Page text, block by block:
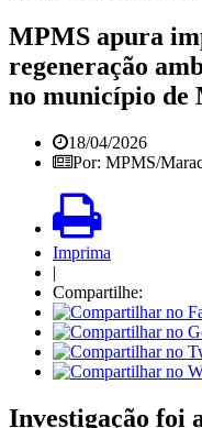
MPMS apura
regeneração
no município de
18/04/2026
Por: MPMS/
Imprima
|
Compartilhe:
Investigação foi